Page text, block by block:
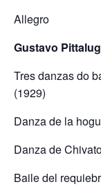
Allegro
Gustavo
Tres danzas do
(1929)
Danza de la
Danza de
Baile del